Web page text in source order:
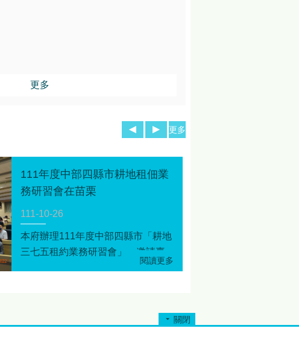
更多
111年度中部四縣市耕地租佃業
務研習會在苗栗
111-10-26
本府辦理111年度中部四縣市「耕地
三七五租約業務研習會」，邀請臺
中市、彰化縣、南投縣政府、鄉鎮
更多
關閉